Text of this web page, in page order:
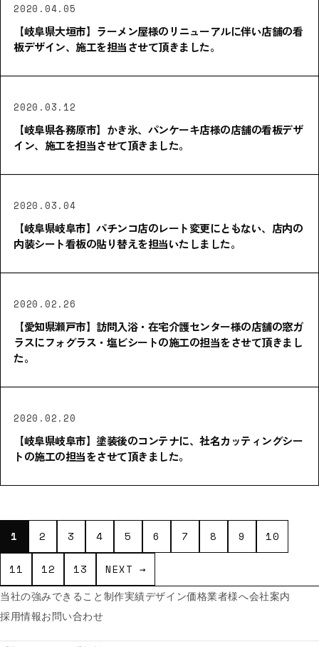
2020.04.05
【岐阜県大垣市】ラーメン屋様のリニューアルに伴い店舗の看
板デザイン、施工を担当させて頂きました。
2020.03.12
【岐阜県各務原市】かき氷、パンケーキ店様の店舗の看板デザ
イン、施工を担当させて頂きました。
2020.03.04
【岐阜県岐阜市】パチンコ店のレート変更にともない、店内の
内装シート看板の貼り替えを担当いたしました。
2020.02.26
【愛知県瀬戸市】訪問入浴・在宅介護センター様の店舗の窓ガ
ラスにフォグラス・塩ビシートの施工の担当をさせて頂きまし
た。
2020.02.20
【岐阜県岐阜市】塗装後のコンテナに、社名カッティングシー
トの施工の担当をさせて頂きました。
1 2 3 4 5 6 7 8 9 10
11 12 13
NEXT →
当社の強みできること制作実績デザイン価格業者様へ会社案内
採用情報お問い合わせ